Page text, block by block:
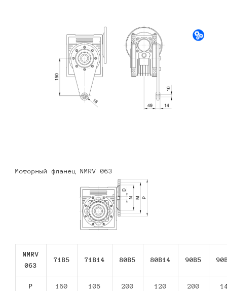
Моторный фланец NMRV 063
NMRV
063
71В5 71В14 80В5 80В14 90В5
P 160 105 200 120 200